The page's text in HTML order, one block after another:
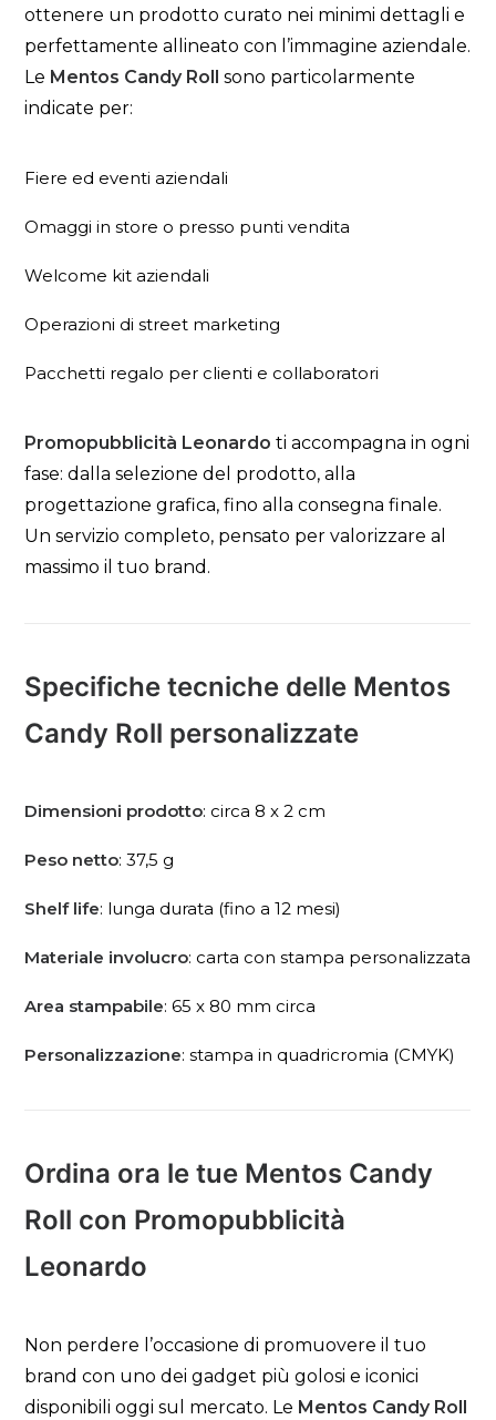
ottenere un prodotto curato nei minimi dettagli e
perfettamente allineato con l’immagine aziendale.
Le Mentos Candy Roll sono particolarmente
indicate per:
Fiere ed eventi aziendali
Omaggi in store o presso punti vendita
Welcome kit aziendali
Operazioni di street marketing
Pacchetti regalo per clienti e collaboratori
Promopubblicità Leonardo ti accompagna in ogni
fase: dalla selezione del prodotto, alla
progettazione grafica, fino alla consegna finale.
Un servizio completo, pensato per valorizzare al
massimo il tuo brand.
Specifiche tecniche delle Mentos
Candy Roll personalizzate
Dimensioni prodotto: circa 8 x 2 cm
Peso netto: 37,5 g
Shelf life: lunga durata (fino a 12 mesi)
Materiale involucro: carta con stampa personalizzata
Area stampabile: 65 x 80 mm circa
Personalizzazione: stampa in quadricromia (CMYK)
Ordina ora le tue Mentos Candy
Roll con Promopubblicità
Leonardo
Non perdere l’occasione di promuovere il tuo
brand con uno dei gadget più golosi e iconici
disponibili oggi sul mercato. Le Mentos Candy Roll